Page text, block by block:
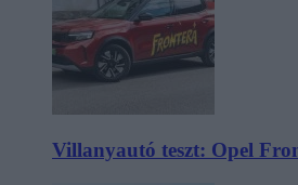
Villanyautó teszt: Opel